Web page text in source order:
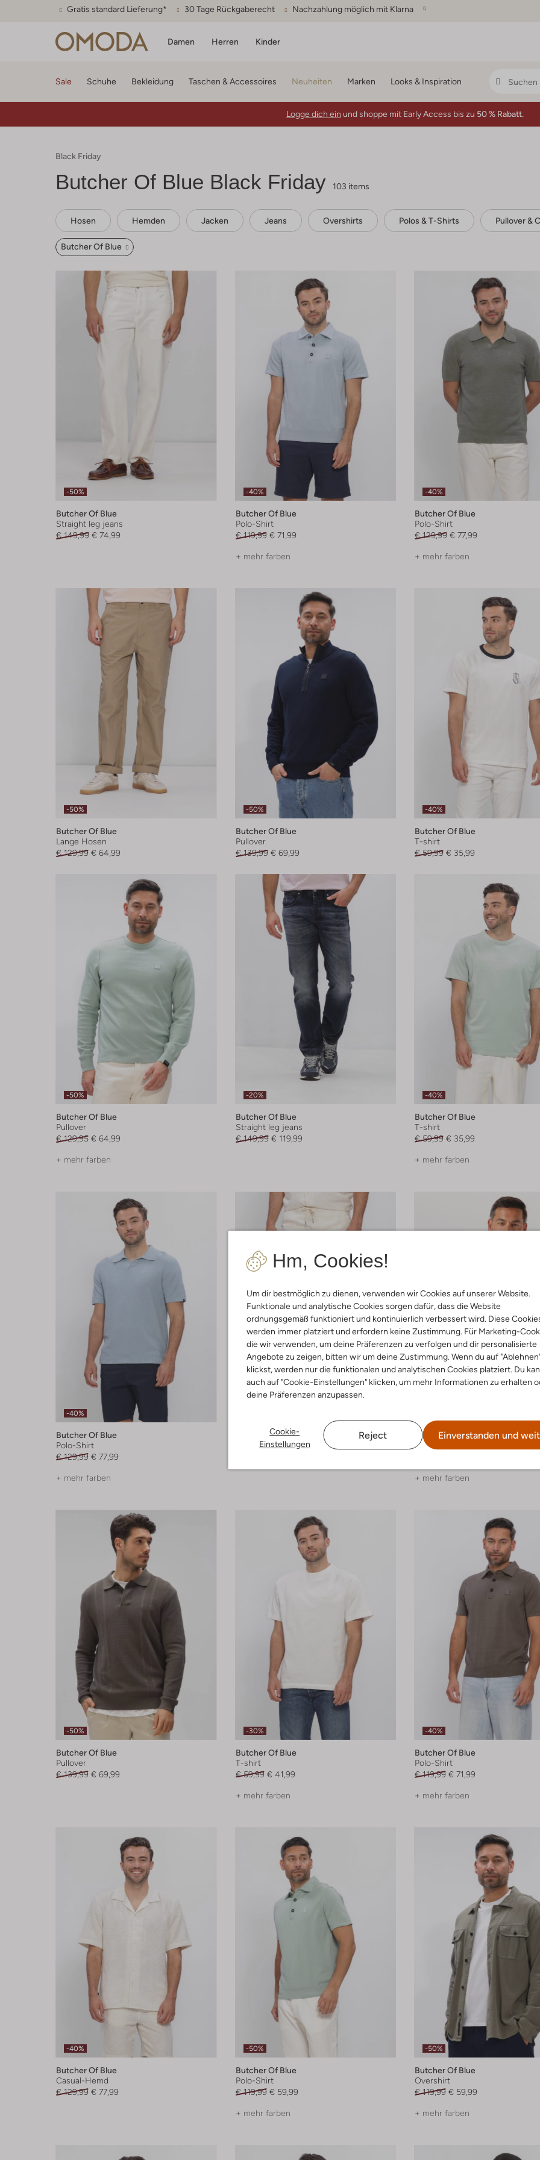
Gratis standard Lieferung* 30 Tage Rückgaberecht Nachzahlung möglich mit Klarna
Damen Herren Kinder
Hm, Cookies!
Um dir bestmöglich zu dienen, verwenden wir Cookies auf unserer Website.
Funktionale und analytische Cookies sorgen dafür, dass die Website
ordnungsgemäß funktioniert und kontinuierlich verbessert wird. Diese
werden immer platziert und erfordern keine Zustimmung. Für Marketing-
die wir verwenden, um deine Präferenzen zu verfolgen und dir personalisierte
Angebote zu zeigen, bitten wir um deine Zustimmung. Wenn du auf
klickst, werden nur die funktionalen und analytischen Cookies platziert. Du
auch auf "Cookie-Einstellungen" klicken, um mehr Informationen zu erhalten
deine Präferenzen anzupassen.
Cookie-
Einstellungen
Reject Einverstanden und
Sale Schuhe Bekleidung Taschen & Accessoires Neuheiten Marken Looks & Inspiration
Logge dich ein und shoppe mit Early Access bis zu 50 % Rabatt.
Black Friday
Butcher Of Blue Black Friday 103 items
Hosen Hemden Jacken Jeans Overshirts Polos & T-Shirts Pullover &
Butcher Of Blue
-50%
Butcher Of Blue
Straight leg jeans
€ 149,99 € 74,99
-40%
Butcher Of Blue
Polo-Shirt
€ 119,99 € 71,99
+ mehr farben
-40%
Butcher Of Blue
Polo-Shirt
€ 129,99 € 77,99
+ mehr farben
-50%
Butcher Of Blue
Lange Hosen
€ 129,99 € 64,99
-50%
Butcher Of Blue
Pullover
€ 139,99 € 69,99
-40%
Butcher Of Blue
T-shirt
€ 59,99 € 35,99
-50%
Butcher Of Blue
Pullover
€ 129,95 € 64,99
+ mehr farben
-20%
Butcher Of Blue
Straight leg jeans
€ 149,99 € 119,99
-40%
Butcher Of Blue
T-shirt
€ 59,99 € 35,99
+ mehr farben
-40%
Butcher Of Blue
Polo-Shirt
€ 129,99 € 77,99
+ mehr farben
Butcher Of Blue
Kurze Hose
Butcher Of Blue
Pullover
+ mehr farben
-50%
Butcher Of Blue
Pullover
€ 139,99 € 69,99
-30%
Butcher Of Blue
T-shirt
€ 59,99 € 41,99
+ mehr farben
-40%
Butcher Of Blue
Polo-Shirt
€ 119,99 € 71,99
+ mehr farben
-40%
Butcher Of Blue
Casual-Hemd
€ 129,99 € 77,99
-50%
Butcher Of Blue
Polo-Shirt
€ 119,99 € 59,99
+ mehr farben
-50%
Butcher Of Blue
Overshirt
€ 119,99 € 59,99
+ mehr farben